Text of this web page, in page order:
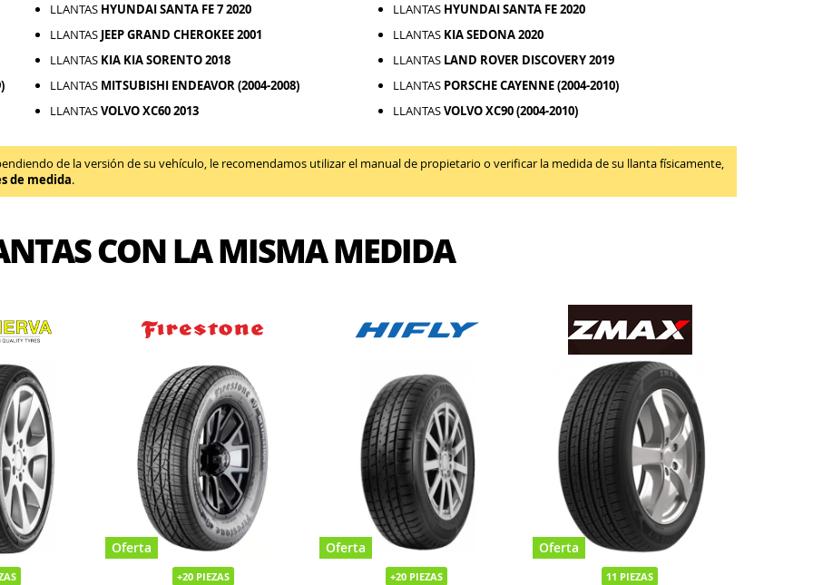
LLANTAS HYUNDAI SANTA FE 7 2020 LLANTAS HYUNDAI SANTA FE 2020
LLANTAS JEEP GRAND CHEROKEE 2001 LLANTAS KIA SEDONA 2020
LLANTAS KIA KIA SORENTO 2018 LLANTAS LAND ROVER DISCOVERY 2019
LLANTAS MITSUBISHI ENDEAVOR (2004-2008) LLANTAS PORSCHE CAYENNE (2004-2010)
LLANTASVOLVO XC60 2013 LLANTASVOLVO XC90 (2004-2010)
de la versión de su vehículo, le recomendamos utilizar el manual de propietario o verificar la medida de su llanta físicamente,
de medida.
CON LA MISMA MEDIDA
Oferta
+20 PIEZAS
Oferta
+20 PIEZAS
Oferta
11 PIEZAS